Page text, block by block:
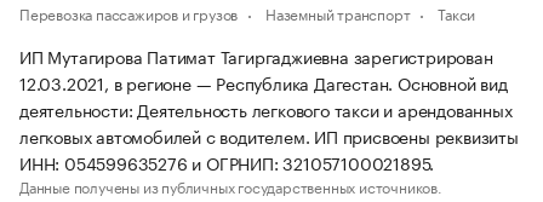
Перевозка пассажиров и грузов Наземный транспорт Такси
ИП Мутагирова Патимат Тагиргаджиевна зарегистрирован
12.03.2021, в регионе — Республика Дагестан. Основной вид
деятельности: Деятельность легкового такси и арендованных
легковых автомобилей с водителем. ИП присвоены реквизиты
ИНН: 054599635276 и ОГРНИП: 321057100021895.
Данные получены из публичных государственных источников.